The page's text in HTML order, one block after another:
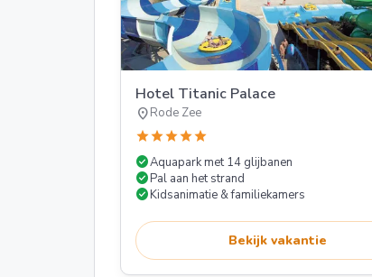
Hotel Titanic Palace
location_onRode Zee
starstarstarstarstar
check_circleAquapark met 14 glijbanen
check_circlePal aan het strand
check_circleKidsanimatie & familiekamers
Bekijk vakantie